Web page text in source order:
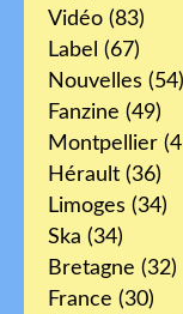
Vidéo (83)
Label (67)
Nouvelles (54)
Fanzine (49)
Montpellier
Hérault (36)
Limoges (34)
Ska (34)
Bretagne (32)
France (30)